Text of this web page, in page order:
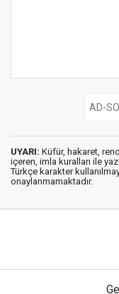
UYARI: Küfür, hakaret,
içeren, imla kuralları ile
Türkçe karakter
onaylanmamaktadır.